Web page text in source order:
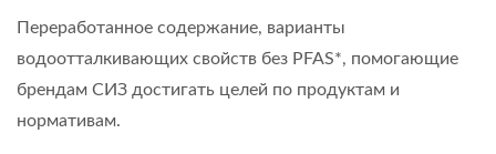
Переработанное содержание, варианты
водоотталкивающих свойств без PFAS*, помогающие
брендам СИЗ достигать целей по продуктам и
нормативам.